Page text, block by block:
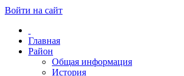
Войти на сайт
Главная
Район
Общая информация
История